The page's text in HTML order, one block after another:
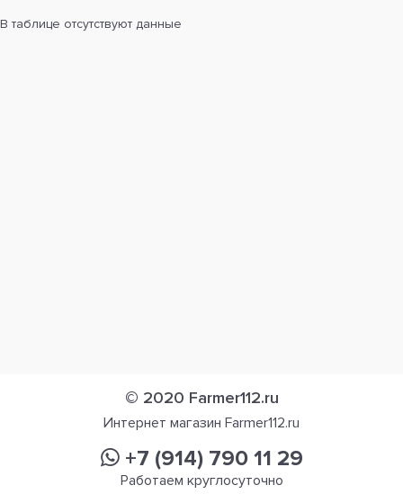
В таблице отсутствуют данные
© 2020 Farmer112.ru
Интернет магазин Farmer112.ru
+7 (914) 790 11 29
Работаем круглосуточно